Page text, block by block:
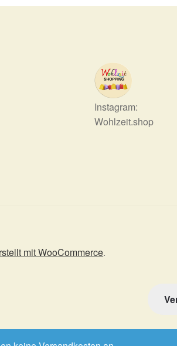
Instagram:
Wohlzeit.shop
mit WooCommerce.